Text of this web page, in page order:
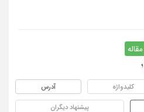
مقاله
؛
کلیدواژه آدرس
پیشنهاد دیگران